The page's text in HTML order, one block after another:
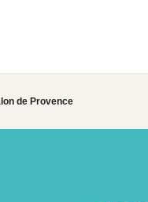
de Provence